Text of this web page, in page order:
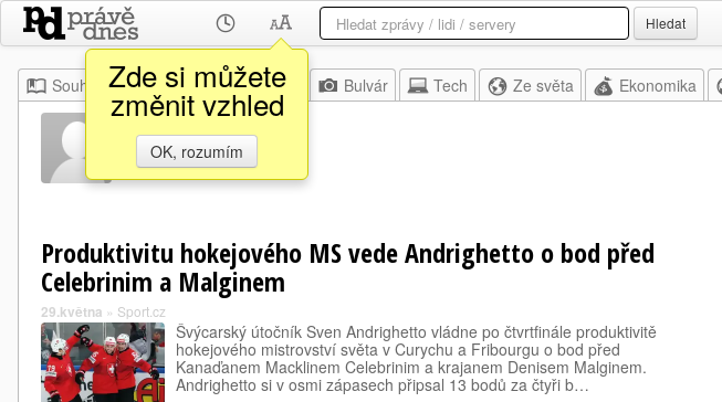
Zde si můžete
změnit vzhled
OK, rozumím
Hledat
Souhrn Moje Z domova Bulvár Tech Ze světa Ekonomika
Henrik Nor
Produktivitu hokejového MS vede Andrighetto o bod před
Celebrinim a Malginem
29.května » Sport.cz
Švýcarský útočník Sven Andrighetto vládne po čtvrtfinále produktivitě
hokejového mistrovství světa v Curychu a Fribourgu o bod před
Kanaďanem Macklinem Celebrinim a krajanem Denisem Malginem.
Andrighetto si v osmi zápasech připsal 13 bodů za čtyři b…